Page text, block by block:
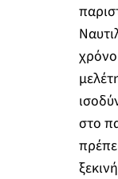
στο